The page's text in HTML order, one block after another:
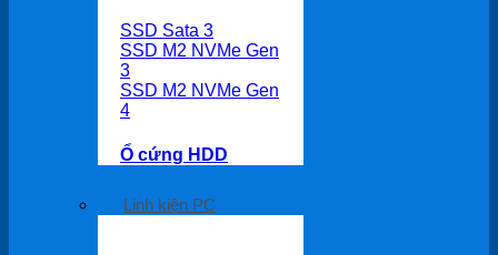
SSD Sata 3
SSD M2 NVMe Gen
3
SSD M2 NVMe Gen
4
Ổ cứng HDD
Linh kiện PC